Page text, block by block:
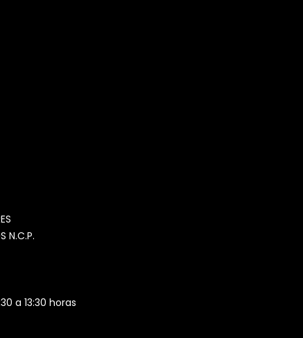
N.C.P.
a 13:30 horas